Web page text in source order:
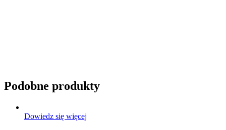
Podobne produkty
Dowiedz się więcej